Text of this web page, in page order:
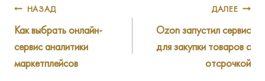
Навигация
по
записям
НАЗАД
Как выбрать онлайн-
сервис аналитики
маркетплейсов
ДАЛЕЕ
Ozon запустил сервис
для закупки товаров с
отсрочкой